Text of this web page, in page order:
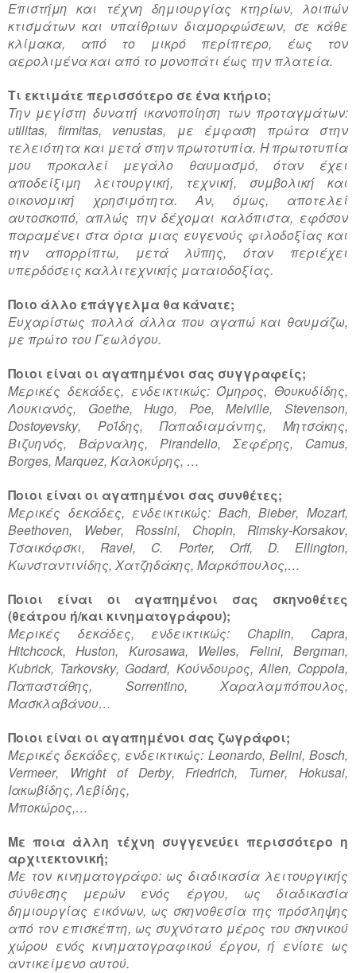
Επιστήμη και τέχνη δημιουργίας κτηρίων, λοιπών
κτισμάτων και υπαίθριων διαμορφώσεων, σε κάθε
κλίμακα, από το μικρό περίπτερο, έως τον
αερολιμένα και από το μονοπάτι έως την πλατεία.
Τι εκτιμάτε περισσότερο σε ένα κτήριο;
Την μεγίστη δυνατή ικανοποίηση των προταγμάτων:
utilitas, firmitas, venustas, με έμφαση πρώτα στην
τελειότητα και μετά στην πρωτοτυπία. Η πρωτοτυπία
μου προκαλεί μεγάλο θαυμασμό, όταν έχει
αποδείξιμη λειτουργική, τεχνική, συμβολική και
οικονομική χρησιμότητα. Αν, όμως, αποτελεί
αυτοσκοπό, απλώς την δέχομαι καλόπιστα, εφόσον
παραμένει στα όρια μιας ευγενούς φιλοδοξίας και
την απορρίπτω, μετά λύπης, όταν περιέχει
υπερδόσεις καλλιτεχνικής ματαιοδοξίας.
Ποιο άλλο επάγγελμα θα κάνατε;
Ευχαρίστως πολλά άλλα που αγαπώ και θαυμάζω,
με πρώτο του Γεωλόγου.
Ποιοι είναι οι αγαπημένοι σας συγγραφείς;
Μερικές δεκάδες, ενδεικτικώς: Όμηρος, Θουκυδίδης,
Λουκιανός, Goethe,Hugo, Poe, Μelville,Stevenson,
Dostoyevsky, Ροΐδης, Παπαδιαμάντης, Μητσάκης,
Βιζυηνός, Βάρναλης, Pirandello, Σεφέρης, Camus,
Borges, Marquez, Καλοκύρης, …
Ποιοι είναι οι αγαπημένοι σας συνθέτες;
Μερικές δεκάδες, ενδεικτικώς: Bach,Bieber,Mozart,
Beethoven, Weber, Rossini, Chopin, Rimsky-Korsakov,
Τσαικόφσκι, Ravel, C. Porter, Orff, D. Ellington,
Κωνσταντινίδης, Χατζηδάκης, Μαρκόπουλος,…
Ποιοι είναι οι αγαπημένοι σας σκηνοθέτες
(θεάτρου ή/και κινηματογράφου);
Μερικές δεκάδες, ενδεικτικώς: Chaplin, Capra,
Hitchcock,Huston, Kurosawa, Welles, Felini,Bergman,
Kubrick, Tarkovsky, Godard, Κούνδουρος, Allen, Coppola,
Παπαστάθης, Sorrentino, Χαραλαμπόπουλος,
Μασκλαβάνου…
Ποιοι είναι οι αγαπημένοι σας ζωγράφοι;
Μερικές δεκάδες, ενδεικτικώς: Leonardo, Belini,Bosch,
Vermeer, Wright of Derby, Friedrich, Turner,Hokusai,
Ιακωβίδης, Λεβίδης,
Μποκώρος,…
Με ποια άλλη τέχνη συγγενεύει περισσότερο η
αρχιτεκτονική;
Με τον κινηματογράφο: ως διαδικασία λειτουργικής
σύνθεσης μερών ενός έργου, ως διαδικασία
δημιουργίας εικόνων, ως σκηνοθεσία της πρόσληψης
από τον επισκέπτη, ως συχνότατο μέρος του σκηνικού
χώρου ενός κινηματογραφικού έργου, ή ενίοτε ως
αντικείμενο αυτού.